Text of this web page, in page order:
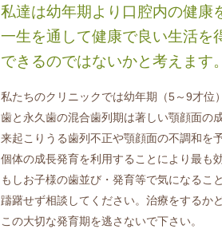
私達は幼年期より口腔内の健康
一生を通して健康で良い生活を
できるのではないかと考えます。
私たちのクリニックでは幼年期（5～9才位
歯と永久歯の混合歯列期は著しい顎顔面の
来起こりうる歯列不正や顎顔面の不調和を
個体の成長発育を利用することにより最も
もしお子様の歯並び・発育等で気になるこ
躊躇せず相談してください。治療をするか
この大切な発育期を逃さないで下さい。